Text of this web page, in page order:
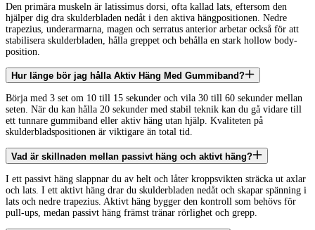
Den primära muskeln är latissimus dorsi, ofta kallad lats, eftersom den
hjälper dig dra skulderbladen nedåt i den aktiva hängpositionen. Nedre
trapezius, underarmarna, magen och serratus anterior arbetar också för att
stabilisera skulderbladen, hålla greppet och behålla en stark hollow body-
position.
Hur länge bör jag hålla Aktiv Häng Med Gummiband?
Börja med 3 set om 10 till 15 sekunder och vila 30 till 60 sekunder mellan
seten. När du kan hålla 20 sekunder med stabil teknik kan du gå vidare till
ett tunnare gummiband eller aktiv häng utan hjälp. Kvaliteten på
skulderbladspositionen är viktigare än total tid.
Vad är skillnaden mellan passivt häng och aktivt häng?
I ett passivt häng slappnar du av helt och låter kroppsvikten sträcka ut axlar
och lats. I ett aktivt häng drar du skulderbladen nedåt och skapar spänning i
lats och nedre trapezius. Aktivt häng bygger den kontroll som behövs för
pull-ups, medan passivt häng främst tränar rörlighet och grepp.